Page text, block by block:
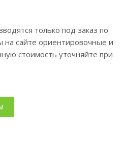
только под заказ по
на сайте ориентировочные и
стоимость уточняйте при